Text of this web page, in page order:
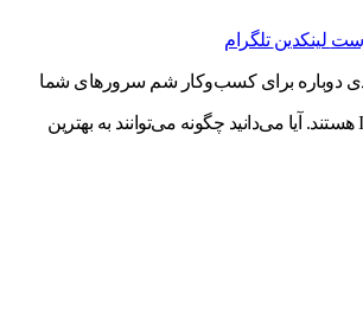
لینکدین تلگرام
دوباره برای کسب‌وکار شم سرورهای شما
قلب تپنده‌ی عملیات IT هستند. آیا می‌دانید چگونه می‌توانند به بهترین